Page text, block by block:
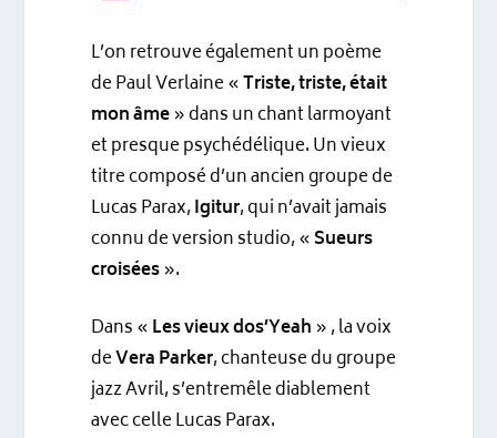
L’on retrouve également un poème
de Paul Verlaine «Triste, triste, était
mon âme» dans un chant larmoyant
et presque psychédélique. Un vieux
titre composé d’un ancien groupe de
Lucas Parax,Igitur, qui n’avait jamais
connu de version studio, «Sueurs
croisées».
Dans «Les vieux dos’Yeah » , la voix
deVera Parker, chanteuse du groupe
jazz Avril, s’entremêle diablement
avec celle Lucas Parax.